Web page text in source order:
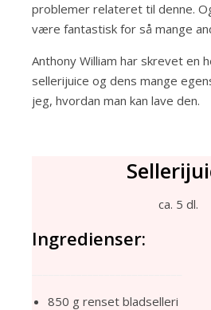
problemer relateret til denne.
være fantastisk for så mange
Anthony William har skrevet en
sellerijuice og dens mange
jeg, hvordan man kan lave den.
ca. 5 dl.
Ingredienser:
850 g renset bladselleri